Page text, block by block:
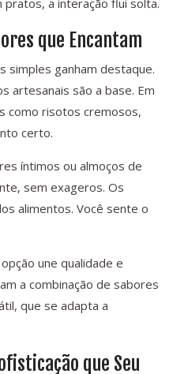
pratos, a interação flui solta.
que Encantam
simples ganham destaque.
artesanais são a base. Em
como risotos cremosos,
certo.
íntimos ou almoços de
sem exageros. Os
alimentos. Você sente o
une qualidade e
a combinação de sabores
que se adapta a
que Seu